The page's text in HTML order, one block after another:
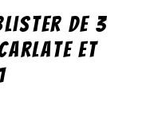
de 3
et